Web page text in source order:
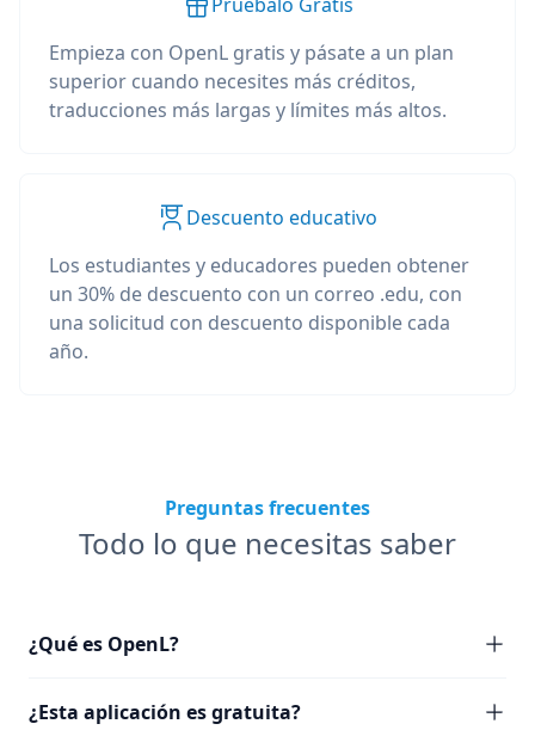
Empieza con OpenL gratis y pásate a un plan
superior cuando necesites más créditos,
traducciones más largas y límites más altos.
Descuento educativo
Los estudiantes y educadores pueden obtener
un 30% de descuento con un correo .edu, con
una solicitud con descuento disponible cada
año.
Preguntas frecuentes
Todo lo que necesitas saber
¿Qué es OpenL?
¿Esta aplicación es gratuita?